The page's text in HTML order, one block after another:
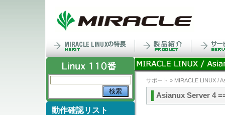
動作確認リスト
サポート » MIRACLE LINUX /
Asianux Server 4